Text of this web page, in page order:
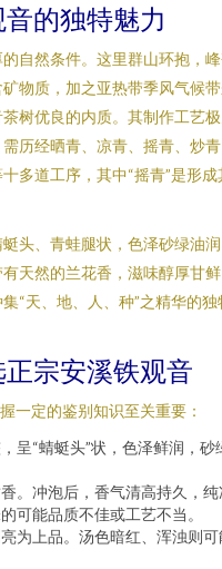
的独特魅力
自然条件。这里群山环抱，
物质，加之亚热带季风气候
树优良的内质。其制作工艺
历经晒青、凉青、摇青、炒
多道工序，其中“摇青”是形成
头、青蛙腿状，色泽砂绿油
天然的兰花香，滋味醇厚甘
“天、地、人、种”之精华的独
宗安溪铁观音
一定的鉴别知识至关重要：
呈“蜻蜓头”状，色泽鲜润，砂
。冲泡后，香气清高持久，纯
可能品质不佳或工艺不当。
为上品。汤色暗红、浑浊则可